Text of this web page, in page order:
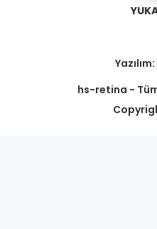
Yazılım:
hs-retina -